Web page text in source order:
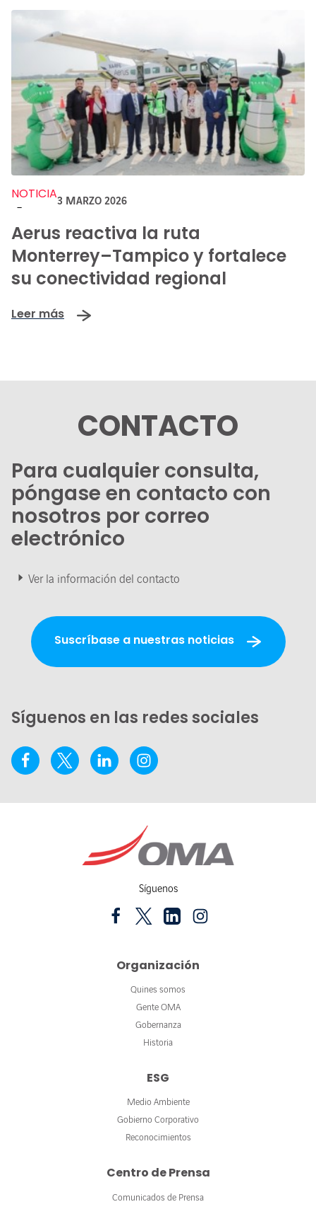
NOTICIA
-
3 MARZO 2026
Aerus reactiva la ruta
Monterrey–Tampico y fortalece
su conectividad regional
Leer más
CONTACTO
Para cualquier consulta,
póngase en contacto con
nosotros por correo
electrónico
Ver la información del contacto
Suscríbase a nuestras noticias
Síguenos en las redes sociales
Síguenos
Organización
Quines somos
Gente OMA
Gobernanza
Historia
ESG
Medio Ambiente
Gobierno Corporativo
Reconocimientos
Centro de Prensa
Comunicados de Prensa